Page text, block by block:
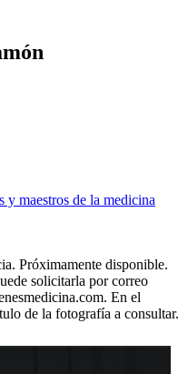
y maestros de la medicina
Próximamente disponible.
solicitarla por correo
En el
de la fotografía a consultar.